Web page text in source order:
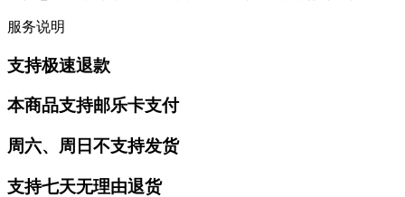
服务说明
支持极速退款
本商品支持邮乐卡支付
周六、周日不支持发货
支持七天无理由退货